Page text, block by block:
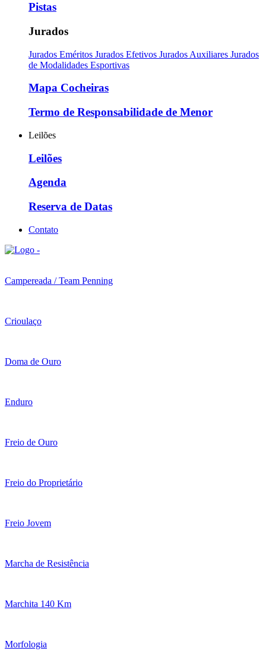
Pistas
Jurados
Jurados Eméritos Jurados Efetivos Jurados Auxiliares Jurados
de Modalidades Esportivas
Mapa Cocheiras
Termo de Responsabilidade de Menor
Leilões
Leilões
Agenda
Reserva de Datas
Contato
Campereada / Team Penning
Crioulaço
Doma de Ouro
Enduro
Freio de Ouro
Freio do Proprietário
Freio Jovem
Marcha de Resistência
Marchita 140 Km
Morfologia